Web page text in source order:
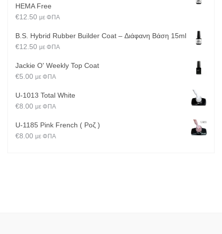
HEMA Free
€12.50 με ΦΠΑ
B.S. Hybrid Rubber Builder Coat – Διάφανη Βάση 15ml
€12.50 με ΦΠΑ
Jackie O' Weekly Top Coat
€5.00 με ΦΠΑ
U-1013 Total White
€8.00 με ΦΠΑ
U-1185 Pink French ( Ροζ )
€8.00 με ΦΠΑ